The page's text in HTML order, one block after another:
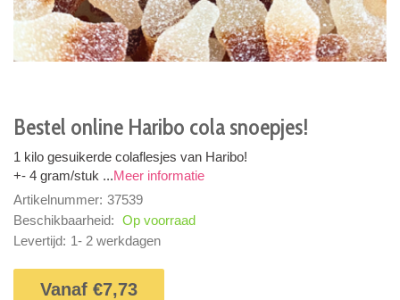
Bestel online Haribo cola snoepjes!
1 kilo gesuikerde colaflesjes van Haribo!
+- 4 gram/stuk ...Meer informatie
Artikelnummer: 37539
Beschikbaarheid: Op voorraad
Levertijd: 1- 2 werkdagen
Vanaf €7,73